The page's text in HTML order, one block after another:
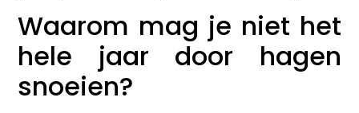
Waarom mag je niet het
hele jaar door hagen
snoeien?